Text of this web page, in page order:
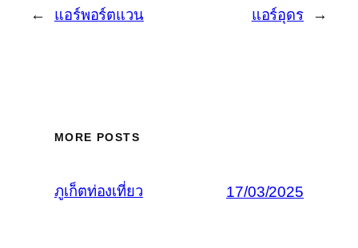
← แอร์พอร์ตแวน แอร์อุดร →
MORE POSTS
ภูเก็ตท่องเที่ยว 17/03/2025